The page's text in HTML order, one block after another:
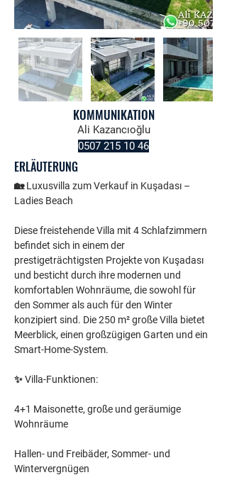
Ali Kazancıoğlu
0507 215 10 46
ERLÄUTERUNG
🏡 Luxusvilla zum Verkauf in Kuşadası –
Ladies Beach
Diese freistehende Villa mit 4 Schlafzimmern
befindet sich in einem der
prestigeträchtigsten Projekte von Kuşadası
und besticht durch ihre modernen und
komfortablen Wohnräume, die sowohl für
den Sommer als auch für den Winter
konzipiert sind. Die 250 m² große Villa bietet
Meerblick, einen großzügigen Garten und ein
Smart-Home-System.
✨ Villa-Funktionen:
4+1 Maisonette, große und geräumige
Wohnräume
Hallen- und Freibäder, Sommer- und
Wintervergnügen
KOMMUNIKATION